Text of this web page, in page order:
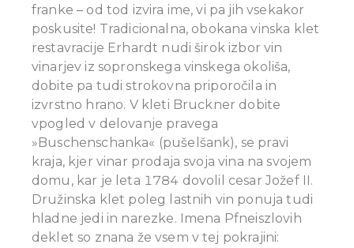
franke – od tod izvira ime, vi pa jih vsekakor
poskusite! Tradicionalna, obokana vinska klet
restavracije Erhardt nudi širok izbor vin
vinarjev iz sopronskega vinskega okoliša,
dobite pa tudi strokovna priporočila in
izvrstno hrano. V kleti Bruckner dobite
vpogled v delovanje pravega
»Buschenschanka« (pušelšank), se pravi
kraja, kjer vinar prodaja svoja vina na svojem
domu, kar je leta 1784 dovolil cesar Jožef II.
Družinska klet poleg lastnih vin ponuja tudi
hladne jedi in narezke.
Imena Pfneiszlovih
deklet so znana že vsem v tej pokrajini: